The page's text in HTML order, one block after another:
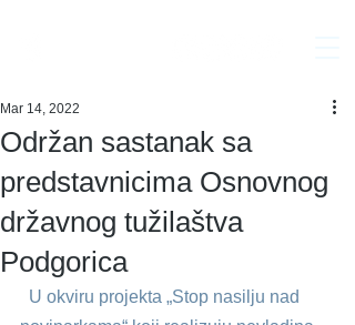
Održan sastanak sa
predstavnicima Osnovnog
državnog tužilaštva
Podgorica
Mar 14, 2022